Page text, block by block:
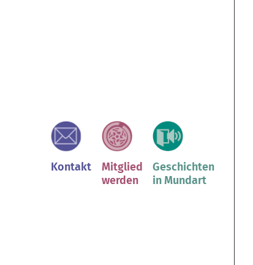
Kontakt
Mitglied
werden
Geschichten
in Mundart